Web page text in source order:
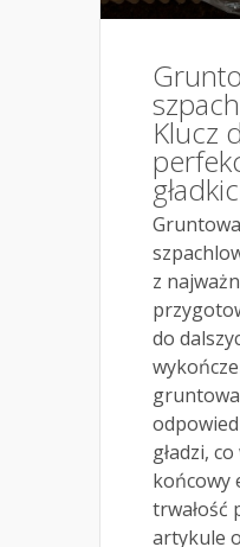
Klucz
z
do
gładzi,
końcowy
trwałość
artykule